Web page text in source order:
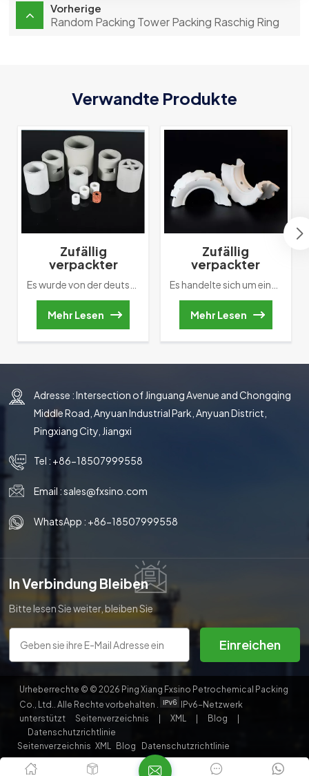
Vorherige
Random Packing Tower Packing Raschig Ring
Verwandte Produkte
Zufällig
verpackter
Keramik-Pall-
Ring
Mehr Lesen
Zufällig
verpackter
Super-Sattelring
aus Keramik
Mehr Lesen
Adresse : Intersection of Jinguang Avenue and Chongqing
Middle Road, Anyuan Industrial Park, Anyuan District,
Pingxiang City, Jiangxi
Tel : +86-18507999558
Email :sales@fxsino.com
WhatsApp : +86-18507999558
In Verbindung Bleiben
Bitte lesen Sie weiter, bleiben Sie
auf dem Laufenden, abonnieren
Sie uns und wir heißen Sie
herzlich willkommen, uns Ihre
Meinung mitzuteilen.
Einreichen
Urheberrechte © © 2026 Ping Xiang Fxsino Petrochemical Packing
Co., Ltd.. Alle Rechte vorbehalten .
IPv6-Netzwerk
unterstützt
Seitenverzeichnis | XML | Blog
|
Datenschutzrichtlinie
Seitenverzeichnis XML Blog Datenschutzrichtlinie